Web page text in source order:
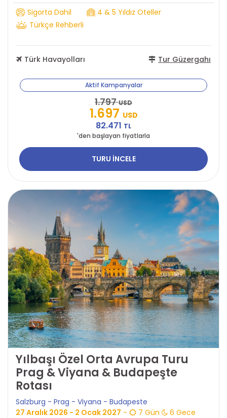
Sigorta Dahil
4 & 5 Yıldız Oteller
Türkçe Rehberli
Türk Havayolları Tur Güzergahı
Aktif Kampanyalar
1.797USD
1.697 USD
82.471 TL
'den başlayan fiyatlarla
TURU İNCELE
Yılbaşı Özel Orta Avrupa Turu
Prag & Viyana & Budapeşte
Rotası
Salzburg - Prag - Viyana - Budapeste
27 Aralık 2026 - 2 Ocak 2027 - 7 Gün 6 Gece